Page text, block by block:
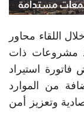
اللقاء محاور
مشروعات ذات
استيراد
من الموارد
وتعزيز أمن